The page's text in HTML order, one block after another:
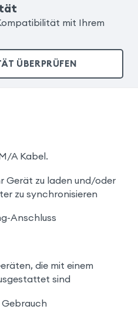
mit Ihrem
ÜBERPRÜFEN
A Kabel.
Gerät zu laden und/oder
zu synchronisieren
Anschluss
die mit einem
sind